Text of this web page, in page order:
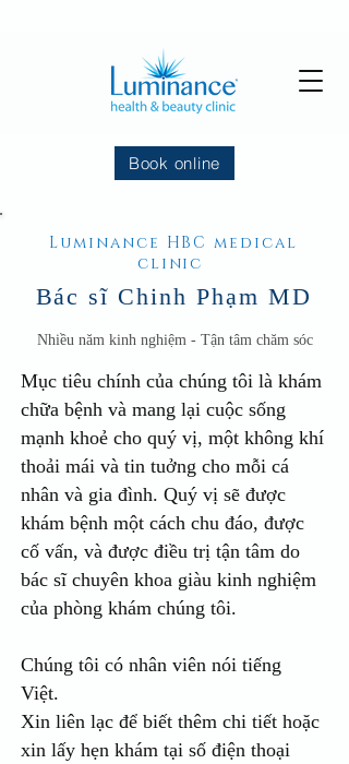
Book online
Luminance HBC medical
clinic
Bác sĩ Chinh Phạm MD
Nhiều năm kinh nghiệm - Tận tâm chăm sóc
Mục tiêu chính của chúng tôi là khám
chữa bệnh và mang lại cuộc sống
mạnh khoẻ cho quý vị, một không khí
thoải mái và tin tuởng cho mỗi cá
nhân và gia đình. Quý vị sẽ được
khám bệnh một cách chu đáo, được
cố vấn, và được điều trị tận tâm do
bác sĩ chuyên khoa giàu kinh nghiệm
của phòng khám chúng tôi.
Chúng tôi có nhân viên nói tiếng
Việt.
Xin liên lạc để biết thêm chi tiết hoặc
xin lấy hẹn khám tại số điện thoại